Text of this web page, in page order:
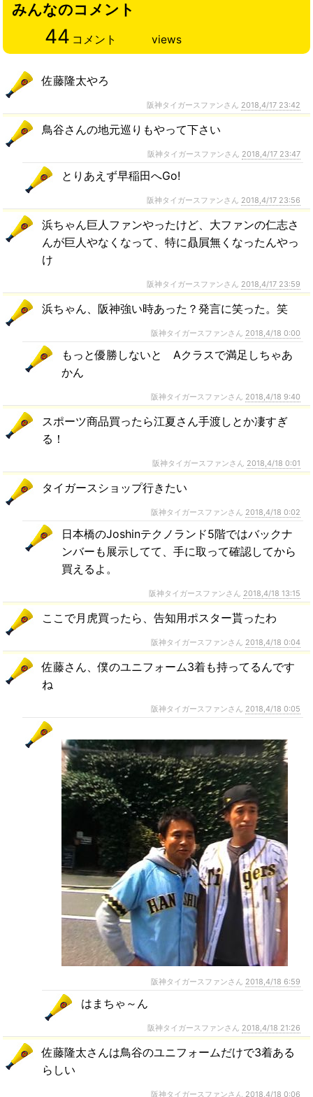
みんなのコメント
44 コメント views
佐藤隆太やろ
阪神タイガースファンさん 2018,4/17 23:42
鳥谷さんの地元巡りもやって下さい
阪神タイガースファンさん 2018,4/17 23:47
とりあえず早稲田へGo!
阪神タイガースファンさん 2018,4/17 23:56
浜ちゃん巨人ファンやったけど、大ファンの仁志さ
んが巨人やなくなって、特に贔屓無くなったんやっ
け
阪神タイガースファンさん 2018,4/17 23:59
浜ちゃん、阪神強い時あった？発言に笑った。笑
阪神タイガースファンさん 2018,4/18 0:00
もっと優勝しないと Aクラスで満足しちゃあ
かん
阪神タイガースファンさん 2018,4/18 9:40
スポーツ商品買ったら江夏さん手渡しとか凄すぎ
る！
阪神タイガースファンさん 2018,4/18 0:01
タイガースショップ行きたい
阪神タイガースファンさん 2018,4/18 0:02
日本橋のJoshinテクノランド5階ではバックナ
ンバーも展示してて、手に取って確認してから
買えるよ。
阪神タイガースファンさん 2018,4/18 13:15
ここで月虎買ったら、告知用ポスター貰ったわ
阪神タイガースファンさん 2018,4/18 0:04
佐藤さん、僕のユニフォーム3着も持ってるんです
ね
阪神タイガースファンさん 2018,4/18 0:05
阪神タイガースファンさん 2018,4/18 6:59
はまちゃ～ん
阪神タイガースファンさん 2018,4/18 21:26
佐藤隆太さんは鳥谷のユニフォームだけで3着ある
らしい
阪神タイガースファンさん 2018,4/18 0:06